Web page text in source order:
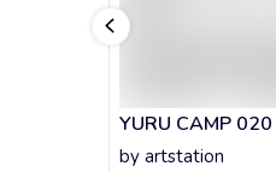
YURU CAMP 020
by artstation